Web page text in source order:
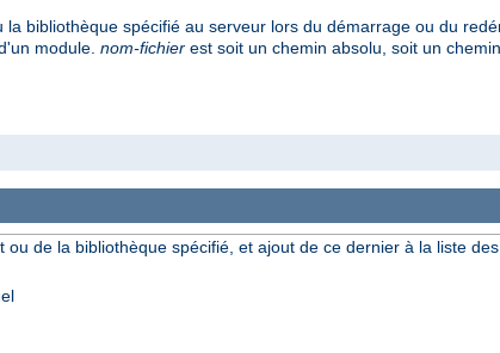
bibliothèque spécifié au serveur lors du démarrage ou du
module. nom-fichier est soit un chemin absolu, soit un
ou de la bibliothèque spécifié, et ajout de ce dernier à la liste